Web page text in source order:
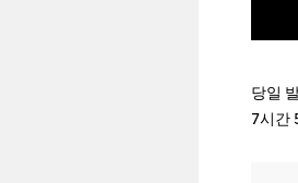
EU
EU
당일
7시간